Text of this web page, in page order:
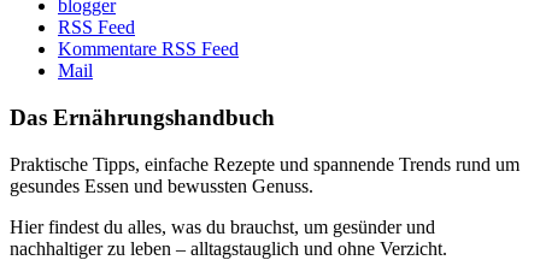
blogger
RSS Feed
Kommentare RSS Feed
Mail
Das Ernährungshandbuch
Praktische Tipps, einfache Rezepte und spannende Trends rund um
gesundes Essen und bewussten Genuss.
Hier findest du alles, was du brauchst, um gesünder und
nachhaltiger zu leben – alltagstauglich und ohne Verzicht.